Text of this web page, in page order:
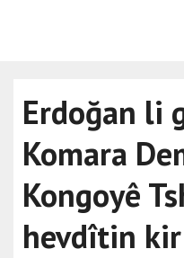
Erdoğan li
Komara
Kongoyê
hevdîtin kir